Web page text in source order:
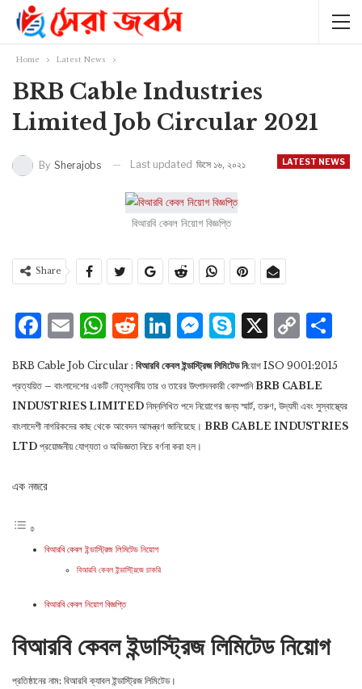
Home Latest News
BRB Cable Industries
Limited Job Circular 2021
LATEST NEWS
By Sherajobs Last updated ডিসে ১৬, ২০২১
বিআরবি কেবল নিয়োগ বিজ্ঞপ্তি
Share
Facebook
Email
WhatsApp
Reddit
LinkedIn
Messenger
Skype
X
Link
BRB Cable Job Circular : বিআরবি কেবল ইন্ডাস্ট্রিজ লিমিটেড নিয়োগ ISO 9001:2015
প্রত্যয়িত – বাংলাদেশের একটি নেতৃস্থানীয় তার ও তারের উৎপাদনকারী কোম্পানিBRB CABLE
INDUSTRIES LIMITED নিম্নলিখিত পদে নিয়োগের জন্য স্মার্ট, তরুণ, উদ্যমী এবং সুস্বাস্থ্যের
বাংলাদেশী নাগরিকদের কাছ থেকে আবেদন আমন্ত্রণ জানিয়েছে। BRB CABLE INDUSTRIES
LTD প্রয়োজনীয় যোগ্যতা ও অভিজ্ঞতা নিচে বর্ণনা করা হল।
এক নজরে
বিআরবি কেবল ইন্ডাস্ট্রিজ লিমিটেড নিয়োগ
বিআরবি কেবল ইন্ডাস্ট্রিজে চাকরি
বিআরবি কেবল নিয়োগ বিজ্ঞপ্তি
বিআরবি কেবল ইন্ডাস্ট্রিজ লিমিটেড নিয়োগ
প্রতিষ্ঠানের নাম: বিআরবি ক্যাবল ইন্ডাস্ট্রিজ লিমিটেড।